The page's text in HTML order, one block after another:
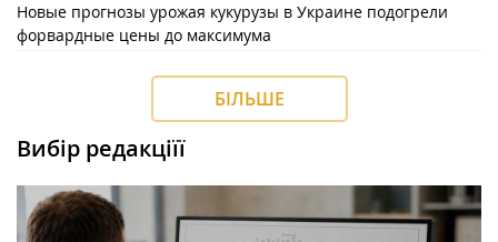
Новые прогнозы урожая кукурузы в Украине подогрели
форвардные цены до максимума
БІЛЬШЕ
Вибір редакціїї